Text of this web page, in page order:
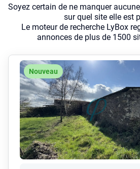
Soyez certain de ne manquer
sur quel site elle est
Le moteur de recherche LyBox
annonces de plus de 1500
Nouveau